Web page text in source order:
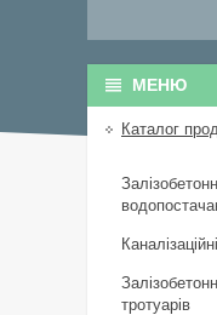
Каталог
тротуарів